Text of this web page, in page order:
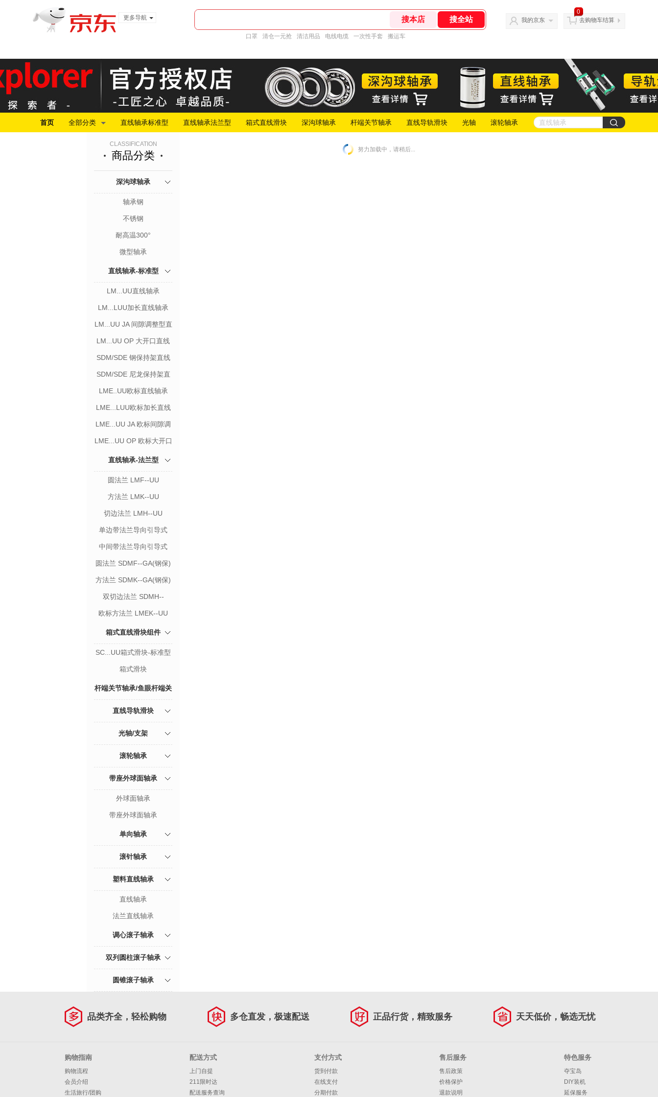
更多导航
口罩 清仓一元抢 清洁用品 电线电缆 一次性手套 搬运车
我的京东
0
去购物车结算
首页 全部分类 直线轴承标准型 直线轴承法兰型 箱式直线滑块 深沟球轴承 杆端关节轴承 直线导轨滑块 光轴 滚轮轴承
CLASSIFICATION
商品分类
深沟球轴承
轴承钢
不锈钢
耐高温300°
微型轴承
直线轴承-标准型
LM...UU直线轴承
LM...LUU加长直线轴承
LM...UU JA 间隙调整型直
线轴承
LM...UU OP 大开口直线
SDM/SDE 钢保持架直线
轴承
SDM/SDE 尼龙保持架直
线轴承
LME..UU欧标直线轴承
LME...LUU欧标加长直线
LME...UU JA 欧标间隙调
整型直线轴承
LME...UU OP 欧标大开口
直线轴承-法兰型
圆法兰 LMF--UU
方法兰 LMK--UU
切边法兰 LMH--UU
单边带法兰导向引导式
中间带法兰导向引导式
圆法兰 SDMF--GA(钢保)
方法兰 SDMK--GA(钢保)
双切边法兰 SDMH--
GA(钢保)
欧标方法兰 LMEK--UU
箱式直线滑块组件
SC...UU箱式滑块-标准型
箱式滑块
杆端关节轴承/鱼眼杆端关
节轴承
直线导轨滑块
光轴/支架
滚轮轴承
带座外球面轴承
外球面轴承
带座外球面轴承
单向轴承
滚针轴承
塑料直线轴承
直线轴承
法兰直线轴承
调心滚子轴承
双列圆柱滚子轴承
圆锥滚子轴承
努力加载中，请稍后...
品类齐全，轻松购物 多仓直发，极速配送 正品行货，精致服务 天天低价，畅选无忧
购物指南
购物流程
会员介绍
生活旅行/团购
配送方式
上门自提
211限时达
配送服务查询
支付方式
货到付款
在线支付
分期付款
售后服务
售后政策
价格保护
退款说明
特色服务
夺宝岛
DIY装机
延保服务